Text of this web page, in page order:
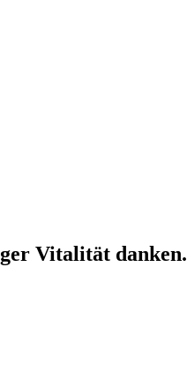
Vitalität danken.